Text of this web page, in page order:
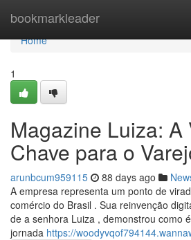
bookmarkleader
Home
Home
1
Magazine Luiza: A
Chave para o
arunbcum959115 88 days ago
A empresa representa um ponto de
comércio do Brasil . Sua reinvenção
de a senhora Luiza , demonstrou como
jornada https://